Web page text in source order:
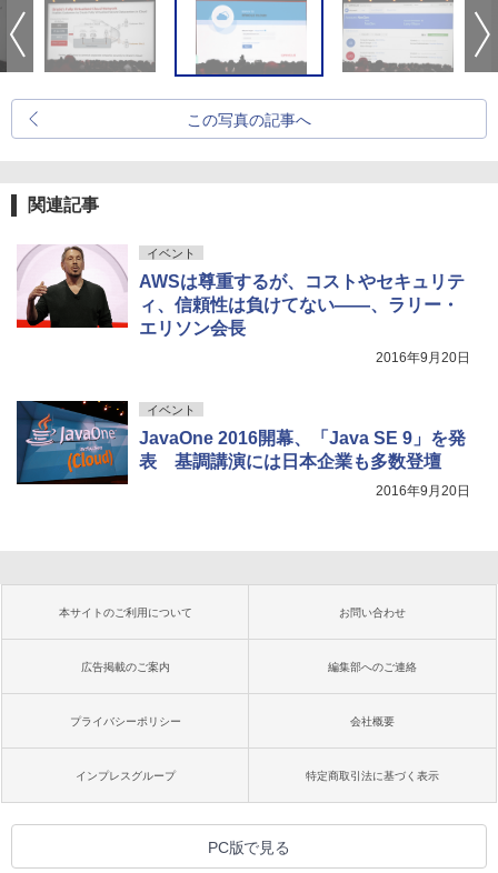
この写真の記事へ
関連記事
イベント
AWSは尊重するが、コストやセキュリテ
ィ、信頼性は負けてない――、ラリー・
エリソン会長
2016年9月20日
イベント
JavaOne 2016開幕、「Java SE 9」を発
表 基調講演には日本企業も多数登壇
2016年9月20日
本サイトのご利用について お問い合わせ
広告掲載のご案内 編集部へのご連絡
プライバシーポリシー 会社概要
インプレスグループ 特定商取引法に基づく表示
PC版で見る